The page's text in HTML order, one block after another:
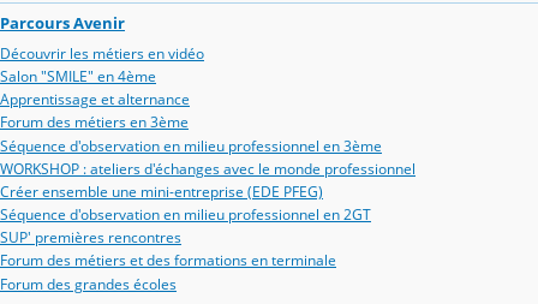
Parcours Avenir
Découvrir les métiers en vidéo
Salon "SMILE" en 4ème
Apprentissage et alternance
Forum des métiers en 3ème
Séquence d'observation en milieu professionnel en 3ème
WORKSHOP : ateliers d'échanges avec le monde professionnel
Créer ensemble une mini-entreprise (EDE PFEG)
Séquence d'observation en milieu professionnel en 2GT
SUP' premières rencontres
Forum des métiers et des formations en terminale
Forum des grandes écoles